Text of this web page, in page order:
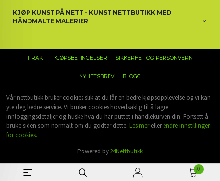
0
KJØP KUNST PÅ NETT - KUNST NETTBUTIKK MED
HÅNDMALTE MALERIER
FRAKT KJØPSBETINGELSER SIKKERHET OG PERSONVERN
NYHETSBREV BLOGG
Vår nettbutikk bruker cookies slik at du får en bedre kjøpsopplevelse og vi kan
yte deg bedre service. Vi bruker cookies hovedsaklig til å lagre
innloggingsdetaljer og huske hva du har puttet i handlekurven din. Fortsett å
bruke siden som normalt om du godtar dette. Les merellerendre innstillinger
for cookies.
Powered by 24Nettbutikk